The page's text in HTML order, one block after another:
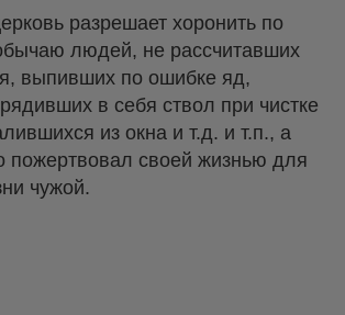
разрешает хоронить по
людей, не рассчитавших
выпивших по ошибке яд,
в себя ствол при чистке
из окна и т.д. и т.п., а
пожертвовал своей жизнью для
чужой.